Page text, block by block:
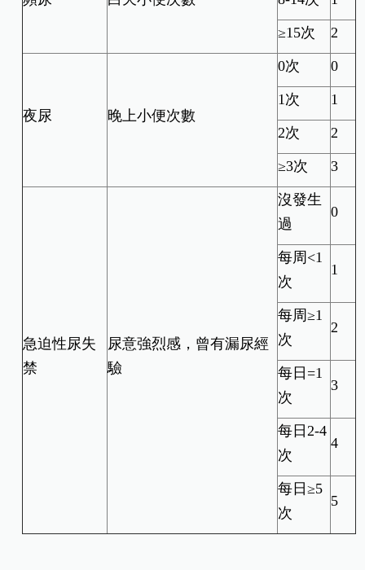
≥15次 2
夜尿 晚上小便次數
0次 0
1次 1
2次 2
≥3次 3
急迫性尿失
禁
尿意強烈感，曾有漏尿經
驗
沒發生
過
0
每周<1
次
1
每周≥1
次
2
每日=1
次
3
每日2-4
次
4
每日≥5
次
5